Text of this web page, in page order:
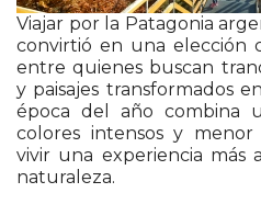
Viajar por la Patagonia
convirtió en una elección
entre quienes buscan
y paisajes transformados
época del año combina
colores intensos y
vivir una experiencia más
naturaleza.